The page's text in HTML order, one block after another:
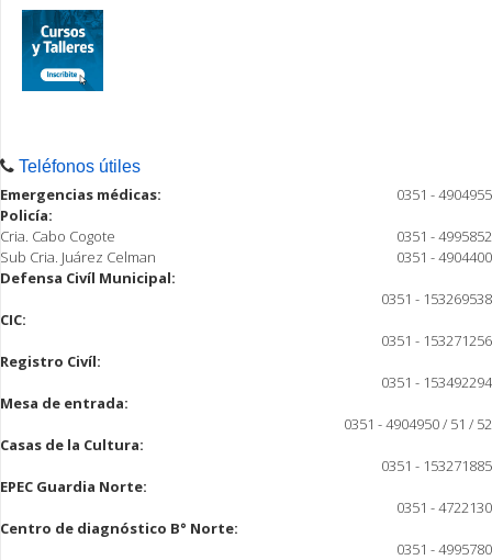
Teléfonos útiles
Emergencias médicas:
0351 - 4904955
Policía:
Cria. Cabo Cogote
0351 - 4995852
Sub Cria. Juárez Celman
0351 - 4904400
Defensa Civíl Municipal:
0351 - 153269538
CIC:
0351 - 153271256
Registro Civíl:
0351 - 153492294
Mesa de entrada:
0351 - 4904950 / 51 / 52
Casas de la Cultura:
0351 - 153271885
EPEC Guardia Norte:
0351 - 4722130
Centro de diagnóstico B° Norte:
0351 - 4995780